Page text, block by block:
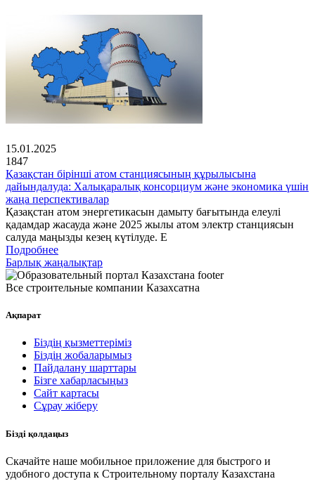
15.01.2025
1847
Қазақстан бірінші атом станциясының құрылысына
дайындалуда: Халықаралық консорциум және экономика үшін
жаңа перспективалар
Қазақстан атом энергетикасын дамыту бағытында елеулі
қадамдар жасауда және 2025 жылы атом электр станциясын
салуда маңызды кезең күтілуде. Е
Подробнее
Барлық жаңалықтар
Все строительные компании Казахсатна
Ақпарат
Біздің қызметтеріміз
Біздің жобаларымыз
Пайдалану шарттары
Бізге хабарласыңыз
Сайт картасы
Сұрау жіберу
Бізді қолдаңыз
Скачайте наше мобильное приложение для быстрого и
удобного доступа к Строительному порталу Казахстана